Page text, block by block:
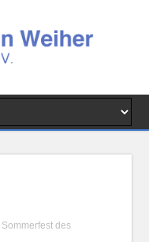
Sommerfest des